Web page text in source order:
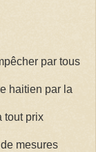
par tous
haitien par la
tout prix
mesures